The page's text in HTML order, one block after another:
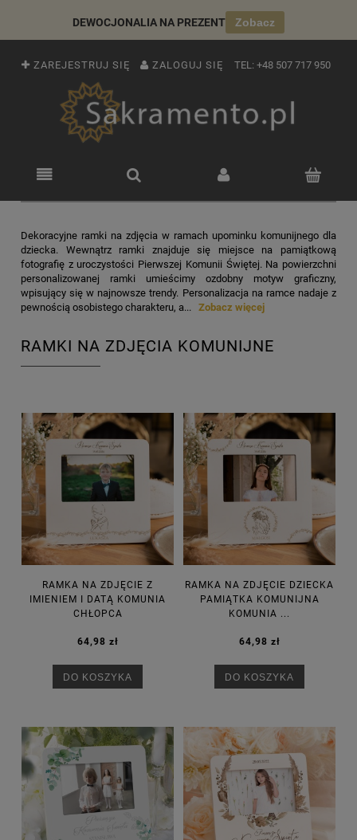
DEWOCJONALIA NA PREZENT Zobacz
ZAREJESTRUJ SIĘ ZALOGUJ SIĘ TEL: +48 507 717 950
Dekoracyjne ramki na zdjęcia w ramach upominku komunijnego dla
dziecka. Wewnątrz ramki znajduje się miejsce na pamiątkową
fotografię z uroczystości Pierwszej Komunii Świętej. Na powierzchni
personalizowanej ramki umieścimy ozdobny motyw graficzny,
wpisujący się w najnowsze trendy. Personalizacja na ramce nadaje z
pewnością osobistego charakteru, a... Zobacz więcej
RAMKI NA ZDJĘCIA KOMUNIJNE
RAMKA NA ZDJĘCIE Z
IMIENIEM I DATĄ KOMUNIA
CHŁOPCA
64,98 zł
DO KOSZYKA
RAMKA NA ZDJĘCIE DZIECKA
PAMIĄTKA KOMUNIJNA
KOMUNIA ...
64,98 zł
DO KOSZYKA